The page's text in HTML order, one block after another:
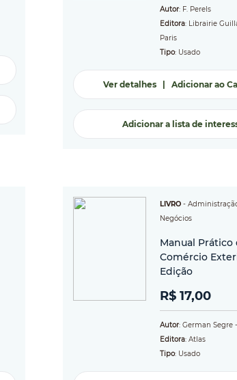
Autor: F. Perels
Editora: Librairie
Paris
Tipo: Usado
Ver detalhes| Adicionar ao
Adicionar a lista de
LIVRO -
Negócios
Manual Prático
Comércio
Edição
R$ 17,00
Autor: German Segre
Editora: Atlas
Tipo: Usado